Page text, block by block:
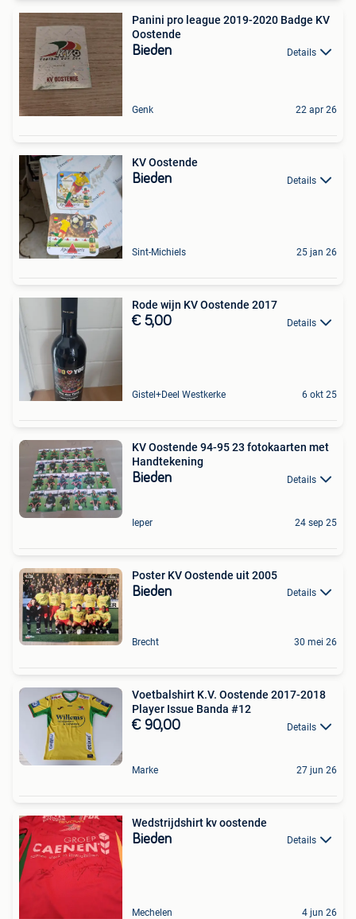
Panini pro league 2019-2020 Badge KV
Oostende
Bieden Details
Genk 22 apr 26
KV Oostende
Bieden Details
Sint-Michiels 25 jan 26
Rode wijn KV Oostende 2017
€ 5,00 Details
Gistel+Deel Westkerke 6 okt 25
KV Oostende 94-95 23 fotokaarten met
Handtekening
Bieden Details
Ieper 24 sep 25
Poster KV Oostende uit 2005
Bieden Details
Brecht 30 mei 26
Voetbalshirt K.V. Oostende 2017-2018
Player Issue Banda #12
€ 90,00 Details
Marke 27 jun 26
Wedstrijdshirt kv oostende
Bieden Details
Mechelen 4 jun 26